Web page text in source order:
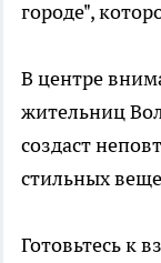
городе",
В центре
жительниц
создаст
стильных
Готовьтесь к